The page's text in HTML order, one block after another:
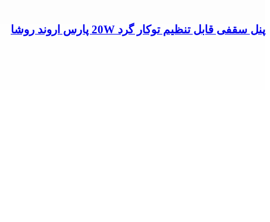
پنل سقفی قابل تنظیم توکار گرد 20W پارس اروند روشا